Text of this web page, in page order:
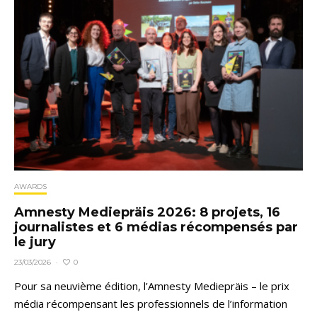
AWARDS
Amnesty Mediepräis 2026: 8 projets, 16
journalistes et 6 médias récompensés par
le jury
23/03/2026 · 0
Pour sa neuvième édition, l’Amnesty Mediepräis – le prix
média récompensant les professionnels de l’information